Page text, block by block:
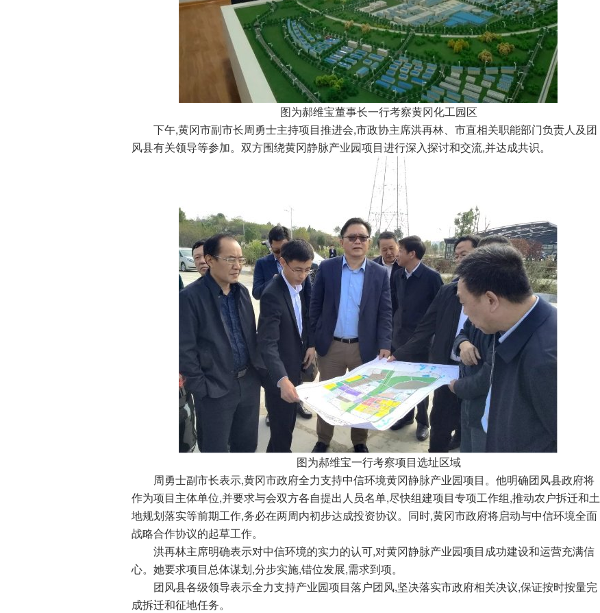
图为郝维宝董事长一行考察黄冈化工园区
下午,黄冈市副市长周勇士主持项目推进会,市政协主席洪再林、市直相关职能部门负责人及团
风县有关领导等参加。双方围绕黄冈静脉产业园项目进行深入探讨和交流,并达成共识。
图为郝维宝一行考察项目选址区域
周勇士副市长表示,黄冈市政府全力支持中信环境黄冈静脉产业园项目。他明确团风县政府将
作为项目主体单位,并要求与会双方各自提出人员名单,尽快组建项目专项工作组,推动农户拆迁和土
地规划落实等前期工作,务必在两周内初步达成投资协议。同时,黄冈市政府将启动与中信环境全面
战略合作协议的起草工作。
洪再林主席明确表示对中信环境的实力的认可,对黄冈静脉产业园项目成功建设和运营充满信
心。她要求项目总体谋划,分步实施,错位发展,需求到项。
团风县各级领导表示全力支持产业园项目落户团风,坚决落实市政府相关决议,保证按时按量完
成拆迁和征地任务。